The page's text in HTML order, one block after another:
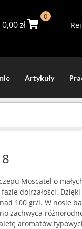
0,00zł
0
Artykuły
Moscatel o
dojrzałości.
100 gr/l. W nosie
zachwyca
aromatów